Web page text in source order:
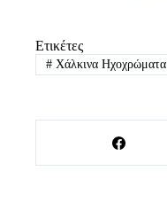
Ετικέτες
#Χάλκινα Ηχοχρώματα